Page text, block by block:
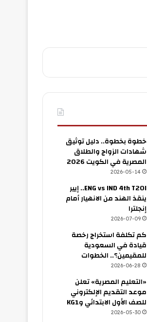
خطوة بخطوة.. دليل توثيق
شهادات الزواج والطلاق
المصرية في الكويت 2026
2026-05-14
ENG vs IND 4th T20I.. إيير
ينقذ الهند من الانهيار أمام
إنجلترا
2026-07-09
كم تكلفة استخراج رخصة
قيادة في السعودية
للمقيمين؟.. الخطوات
2026-06-28
«التعليم المصرية» تعلن
موعد التقديم الإلكتروني
للصف الأول الابتدائي وKG1
2026-05-30